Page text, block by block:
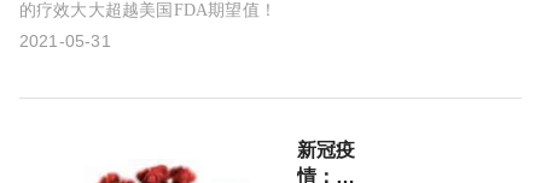
美国审
查延迟
的疗效大大超越美国FDA期望值！
2021-05-31
新冠疫
情：1.7